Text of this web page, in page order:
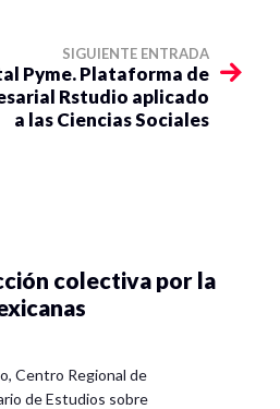
SIGUIENTE ENTRADA
Pyme. Plataforma de
Rstudio aplicado
a las Ciencias Sociales
colectiva por la
Centro Regional de
de Estudios sobre